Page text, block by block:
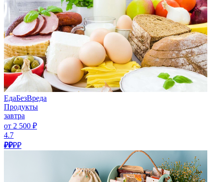
ЕдаБезВреда
Продукты
завтра
от 2 500 ₽
4.7
₽₽₽₽